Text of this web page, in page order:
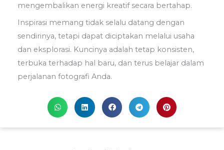
mengembalikan energi kreatif secara bertahap.
Inspirasi memang tidak selalu datang dengan
sendirinya, tetapi dapat diciptakan melalui usaha
dan eksplorasi. Kuncinya adalah tetap konsisten,
terbuka terhadap hal baru, dan terus belajar dalam
perjalanan fotografi Anda.